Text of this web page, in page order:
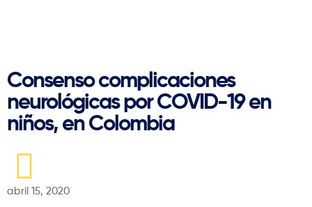
Consenso complicaciones
neurológicas por COVID-19 en
niños, en Colombia
abril 15, 2020